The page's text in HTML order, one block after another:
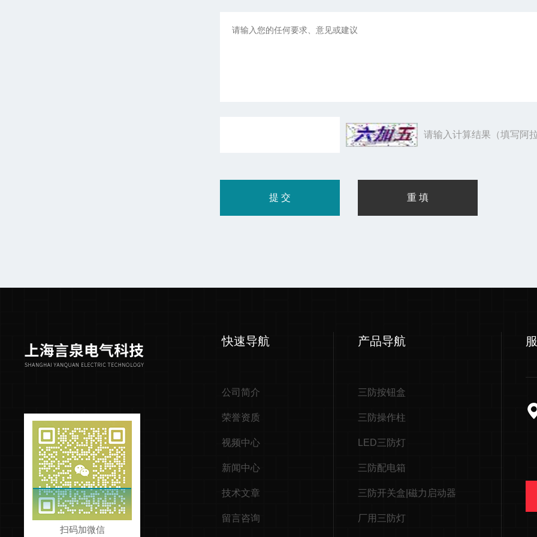
请输入计算结果（填写阿
扫码加微信
快速导航
公司简介
荣誉资质
视频中心
新闻中心
技术文章
留言咨询
产品导航
三防按钮盒
三防操作柱
LED三防灯
三防配电箱
三防开关盒|磁力启动器
厂用三防灯